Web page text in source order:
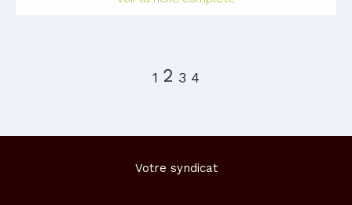
1 2 3 4
Votre syndicat